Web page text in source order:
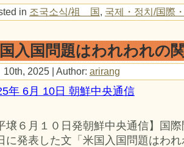
in 조국소식/祖 国, 국제・정치/国際
入国問題はわれわれの
10th, 2025 | Author: arirang
年 6月 10日 朝鮮中央通信
壌６月１０日発朝鮮中央通信】国
に発表した文「米国入国問題はわ